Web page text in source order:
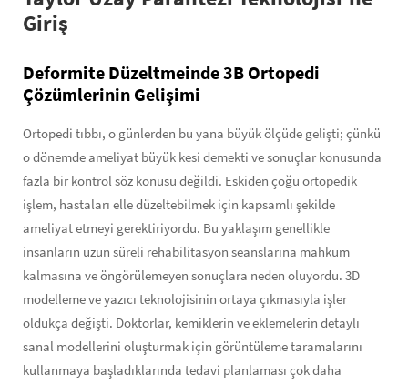
Giriş
Deformite Düzeltmeinde 3B Ortopedi
Çözümlerinin Gelişimi
Ortopedi tıbbı, o günlerden bu yana büyük ölçüde gelişti; çünkü
o dönemde ameliyat büyük kesi demekti ve sonuçlar konusunda
fazla bir kontrol söz konusu değildi. Eskiden çoğu ortopedik
işlem, hastaları elle düzeltebilmek için kapsamlı şekilde
ameliyat etmeyi gerektiriyordu. Bu yaklaşım genellikle
insanların uzun süreli rehabilitasyon seanslarına mahkum
kalmasına ve öngörülemeyen sonuçlara neden oluyordu. 3D
modelleme ve yazıcı teknolojisinin ortaya çıkmasıyla işler
oldukça değişti. Doktorlar, kemiklerin ve eklemelerin detaylı
sanal modellerini oluşturmak için görüntüleme taramalarını
kullanmaya başladıklarında tedavi planlaması çok daha